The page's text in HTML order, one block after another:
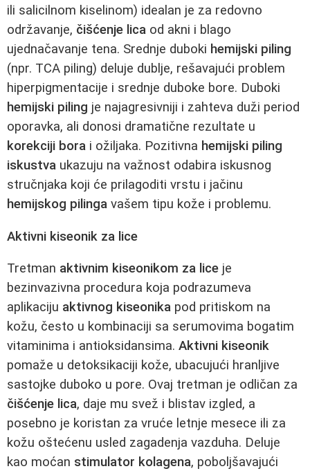
ili salicilnom kiselinom) idealan je za redovno
održavanje, čišćenje lica od akni i blago
ujednačavanje tena. Srednje duboki hemijski piling
(npr. TCA piling) deluje dublje, rešavajući problem
hiperpigmentacije i srednje duboke bore. Duboki
hemijski piling je najagresivniji i zahteva duži period
oporavka, ali donosi dramatične rezultate u
korekciji bora i ožiljaka. Pozitivna hemijski piling
iskustva ukazuju na važnost odabira iskusnog
stručnjaka koji će prilagoditi vrstu i jačinu
hemijskog pilinga vašem tipu kože i problemu.
Aktivni kiseonik za lice
Tretman aktivnim kiseonikom za lice je
bezinvazivna procedura koja podrazumeva
aplikaciju aktivnog kiseonika pod pritiskom na
kožu, često u kombinaciji sa serumovima bogatim
vitaminima i antioksidansima. Aktivni kiseonik
pomaže u detoksikaciji kože, ubacujući hranljive
sastojke duboko u pore. Ovaj tretman je odličan za
čišćenje lica, daje mu svež i blistav izgled, a
posebno je koristan za vruće letnje mesece ili za
kožu oštećenu usled zagadenja vazduha. Deluje
kao moćan stimulator kolagena, poboljšavajući